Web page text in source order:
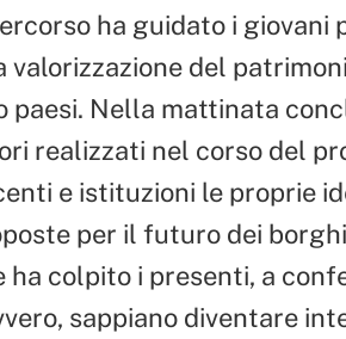
ha guidato i
valorizzazione del
paesi. Nella mattinata
realizzati nel corso del
e istituzioni le proprie
per il futuro dei
ha colpito i presenti, a
sappiano diventare